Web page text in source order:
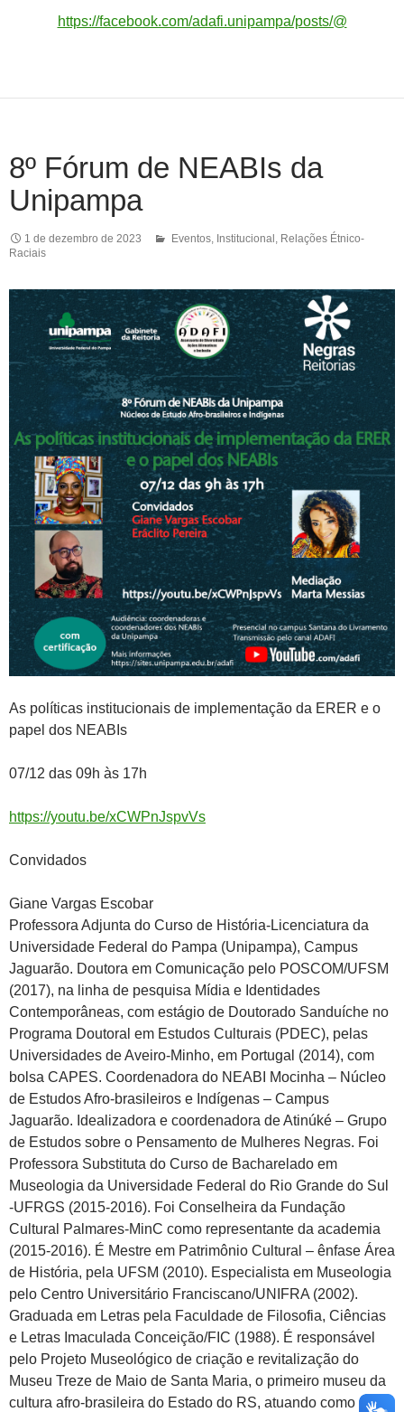
https://facebook.com/adafi.unipampa/posts/@
8º Fórum de NEABIs da
Unipampa
1 de dezembro de 2023 Eventos, Institucional, Relações Étnico-
Raciais
As políticas institucionais de implementação da ERER e o
papel dos NEABIs
07/12 das 09h às 17h
https://youtu.be/xCWPnJspvVs
Convidados
Giane Vargas Escobar
Professora Adjunta do Curso de História-Licenciatura da
Universidade Federal do Pampa (Unipampa), Campus
Jaguarão. Doutora em Comunicação pelo POSCOM/UFSM
(2017), na linha de pesquisa Mídia e Identidades
Contemporâneas, com estágio de Doutorado Sanduíche no
Programa Doutoral em Estudos Culturais (PDEC), pelas
Universidades de Aveiro-Minho, em Portugal (2014), com
bolsa CAPES. Coordenadora do NEABI Mocinha – Núcleo
de Estudos Afro-brasileiros e Indígenas – Campus
Jaguarão. Idealizadora e coordenadora de Atinúké – Grupo
de Estudos sobre o Pensamento de Mulheres Negras. Foi
Professora Substituta do Curso de Bacharelado em
Museologia da Universidade Federal do Rio Grande do Sul
-UFRGS (2015-2016). Foi Conselheira da Fundação
Cultural Palmares-MinC como representante da academia
(2015-2016). É Mestre em Patrimônio Cultural – ênfase Área
de História, pela UFSM (2010). Especialista em Museologia
pelo Centro Universitário Franciscano/UNIFRA (2002).
Graduada em Letras pela Faculdade de Filosofia, Ciências
e Letras Imaculada Conceição/FIC (1988). É responsável
pelo Projeto Museológico de criação e revitalização do
Museu Treze de Maio de Santa Maria, o primeiro museu da
cultura afro-brasileira do Estado do RS, atuando como